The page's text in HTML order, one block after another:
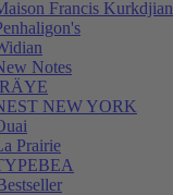
Francis Kurkdjian
Notes
NEW YORK
Prairie